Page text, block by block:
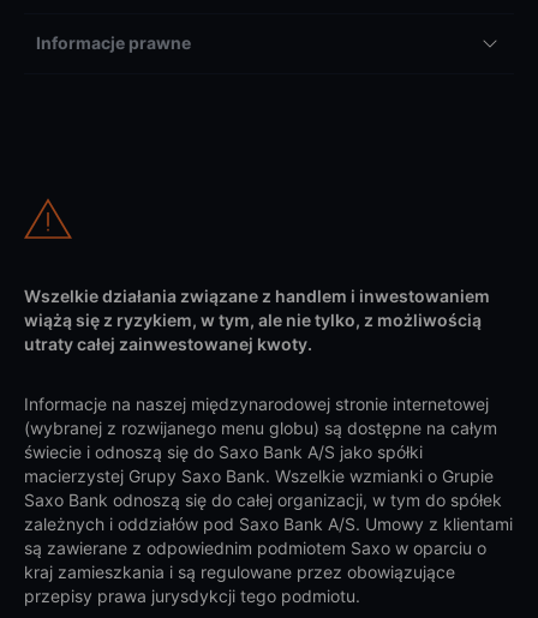
Informacje prawne
Wszelkie działania związane z handlem i inwestowaniem
wiążą się z ryzykiem, w tym, ale nie tylko, z możliwością
utraty całej zainwestowanej kwoty.
Informacje na naszej międzynarodowej stronie internetowej
(wybranej z rozwijanego menu globu) są dostępne na całym
świecie i odnoszą się do Saxo Bank A/S jako spółki
macierzystej Grupy Saxo Bank. Wszelkie wzmianki o Grupie
Saxo Bank odnoszą się do całej organizacji, w tym do spółek
zależnych i oddziałów pod Saxo Bank A/S. Umowy z klientami
są zawierane z odpowiednim podmiotem Saxo w oparciu o
kraj zamieszkania i są regulowane przez obowiązujące
przepisy prawa jurysdykcji tego podmiotu.